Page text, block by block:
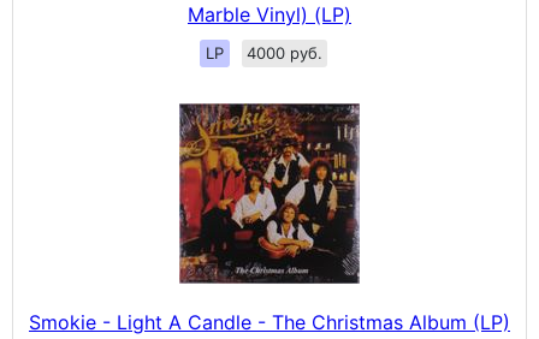
Marble Vinyl) (LP)
LP 4000 руб.
Smokie - Light A Candle - The Christmas Album (LP)